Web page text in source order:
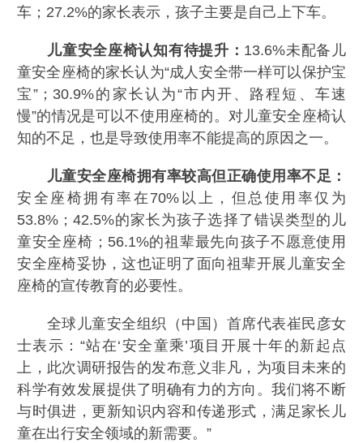
车；27.2%的家长表示，孩子主要是自己上下车。
儿童安全座椅认知有待提升： 13.6%未配备儿
童安全座椅的家长认为“成人安全带一样可以保护宝
宝”；30.9%的家长认为“市内开、路程短、车速
慢”的情况是可以不使用座椅的。对儿童安全座椅认
知的不足，也是导致使用率不能提高的原因之一。
儿童安全座椅拥有率较高但正确使用率不足：
安全座椅拥有率在70%以上，但总使用率仅为
53.8%；42.5%的家长为孩子选择了错误类型的儿
童安全座椅；56.1%的祖辈最先向孩子不愿意使用
安全座椅妥协，这也证明了面向祖辈开展儿童安全
座椅的宣传教育的必要性。
全球儿童安全组织（中国）首席代表崔民彦女
士表示：“站在‘安全童乘’项目开展十年的新起点
上，此次调研报告的发布意义非凡，为项目未来的
科学有效发展提供了明确有力的方向。我们将不断
与时俱进，更新知识内容和传递形式，满足家长儿
童在出行安全领域的新需要。”